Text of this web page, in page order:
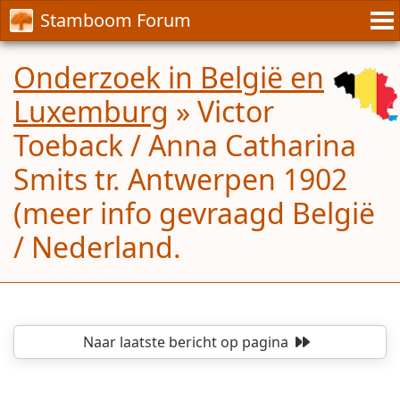
Stamboom Forum
Onderzoek in België en
Luxemburg » Victor
Toeback / Anna Catharina
Smits tr. Antwerpen 1902
(meer info gevraagd België
/ Nederland.
Naar laatste berichtop pagina